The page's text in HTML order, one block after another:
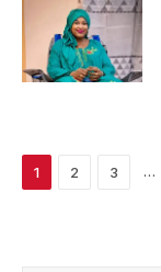
1 2 3 …